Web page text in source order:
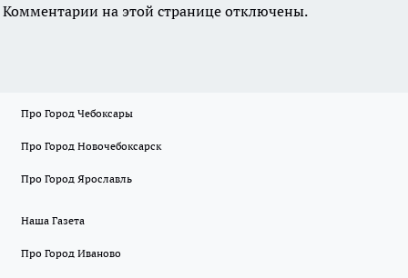
Комментарии на этой странице отключены.
Про Город Чебоксары
Про Город Новочебоксарск
Про Город Ярославль
Наша Газета
Про Город Иваново